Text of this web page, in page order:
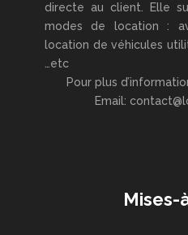
directe au client. Elle
modes de location :
location de véhicules
…etc
Pour plus
Email:
Mises-